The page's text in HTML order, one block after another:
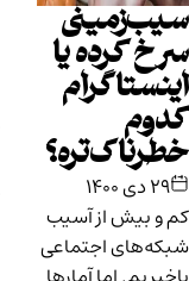
سیب‌زمینی
سرخ کرده یا
اینستاگرام
کدوم
خطرناک‌تره؟
۲۹ دی ۱۴۰۰
کم و بیش از آسیب‌
شبکه‌های اجتماعی